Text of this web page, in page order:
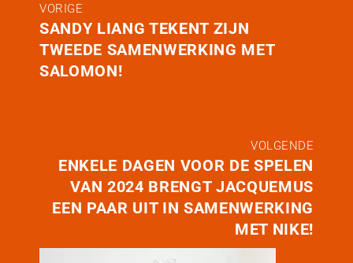
VORIGE
SANDY LIANG TEKENT ZIJN
TWEEDE SAMENWERKING MET
SALOMON!
VOLGENDE
ENKELE DAGEN VOOR DE SPELEN
VAN 2024 BRENGT JACQUEMUS
EEN PAAR UIT IN SAMENWERKING
MET NIKE!